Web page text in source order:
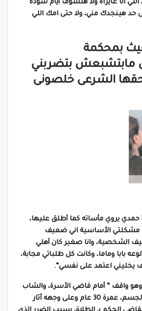
انا عايزاه ولا هتشوف أيام سودة
هينجدك مني، ولا حتى امك اللي
بمحكمة
مابتشبعش بتضربني
الشرعى خلصونى
حمدي يروي مأساته كما أطلق عليها،
مشكلتي الأساسية اني ضعيف
الشخصية، وانا صغير كان أهلي
بابا وماما، وكانت كل طلباتي مجابة،
اعتمد على نفسي”.
واقف ” أمام قاضي الأسرة، والشاب
حمدى شاب ضئيل الجسم، عمرة 30 عام وعلى وجهه آثار